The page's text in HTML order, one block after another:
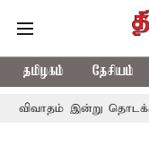
தமிழகம் தேசியம்
தொடக்கம்: பல்வேறு